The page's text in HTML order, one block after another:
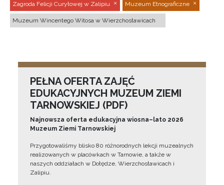
Zagroda Felicji Curyłowej w Zalipiu Muzeum Etnograficzne
Muzeum Wincentego Witosa w Wierzchosławicach
PEŁNA OFERTA ZAJĘĆ
EDUKACYJNYCH MUZEUM ZIEMI
TARNOWSKIEJ (PDF)
Najnowsza oferta edukacyjna wiosna–lato 2026
Muzeum Ziemi Tarnowskiej
Przygotowaliśmy blisko 80 różnorodnych lekcji muzealnych
realizowanych w placówkach w Tarnowie, a także w
naszych oddziałach w Dołędze, Wierzchosławicach i
Zalipiu.